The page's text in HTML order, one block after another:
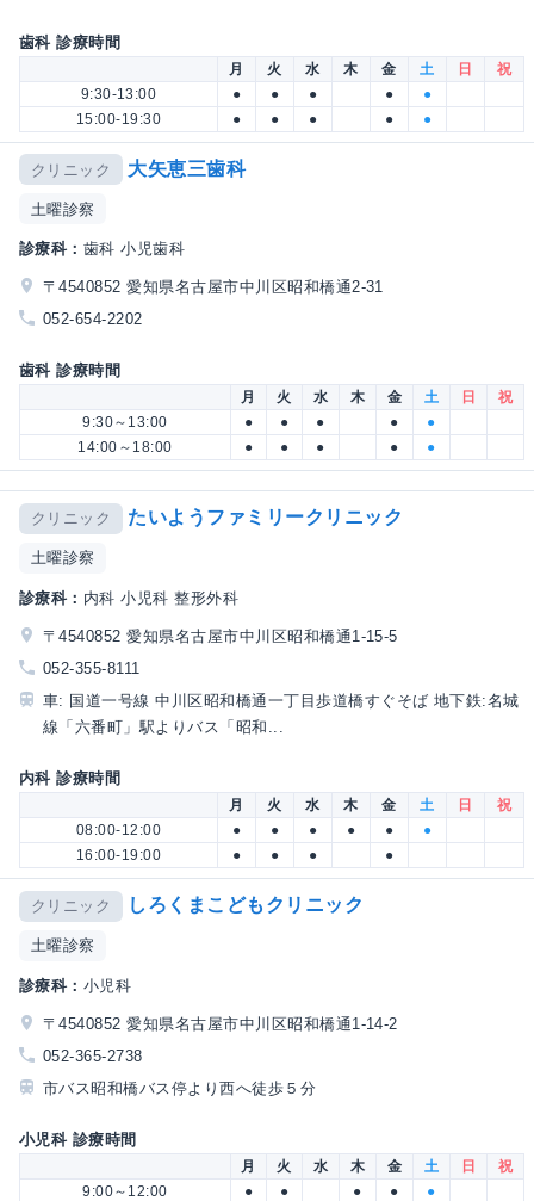
歯科 診療時間
月 火 水 木 金 土 日
祝
9:30-13:00
● ● ● ●
●
15:00-19:30
● ● ● ● ●
クリニック 大矢恵三歯科
土曜診察
診療科： 歯科 小児歯科
〒4540852 愛知県名古屋市中川区昭和橋通2-31
052-654-2202
歯科 診療時間
月 火 水 木 金 土 日
祝
9:30～13:00
● ● ● ●
●
14:00～18:00
● ● ● ● ●
クリニック たいようファミリークリニック
土曜診察
診療科： 内科 小児科 整形外科
〒4540852 愛知県名古屋市中川区昭和橋通1-15-5
052-355-8111
車: 国道一号線 中川区昭和橋通一丁目歩道橋すぐそば 地下鉄:名城
線「六番町」駅よりバス「昭和...
内科 診療時間
月 火 水 木 金 土 日
祝
08:00-12:00
● ● ● ● ●
●
16:00-19:00
● ● ● ●
クリニック しろくまこどもクリニック
土曜診察
診療科： 小児科
〒4540852 愛知県名古屋市中川区昭和橋通1-14-2
052-365-2738
市バス昭和橋バス停より西へ徒歩５分
小児科 診療時間
月 火 水 木 金 土 日
祝
9:00～12:00
● ● ● ●
●